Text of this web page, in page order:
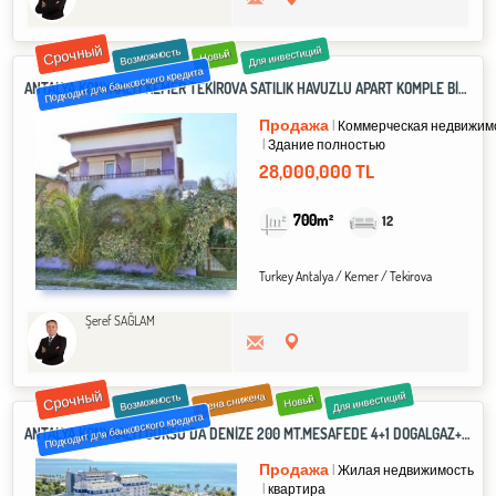
Срочный Возможность Новый Для инвестиций
Подходит для банковского кредита ANTALYA KONYAALTI KEMER TEKİROVA SATILIK HAVUZLU APART KOMPLE BİNA 12 ADET 1+1
Продажа
Коммерческая
Здание полностью
28,000,000 TL
700m² 12
Turkey Antalya / Kemer/ Tekirova
Şeref SAĞLAM
Срочный Возможность Цена снижена Новый Для инвестиций
Подходит для банковского кредита ANTALYA KONYAALTI GÜRSU`DA DENİZE 200 MT.MESAFEDE 4+1 DOĞALGAZ+HAVUZ FULL MOBİLYA DUBLEX
Продажа Жилая недвижимость
квартира